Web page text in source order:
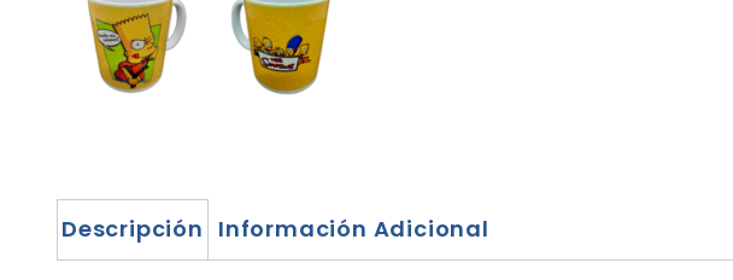
Descripción Información Adicional